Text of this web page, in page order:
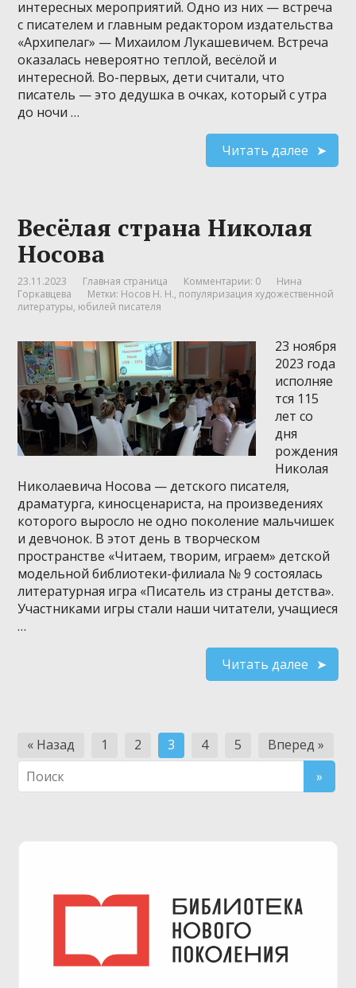
интересных мероприятий. Одно из них — встреча
с писателем и главным редактором издательства
«Архипелаг» — Михаилом Лукашевичем. Встреча
оказалась невероятно теплой, весёлой и
интересной. Во-первых, дети считали, что
писатель — это дедушка в очках, который с утра
до ночи …
Читать далее
Весёлая страна Николая
Носова
23.11.2023 Главная страница Комментарии: 0
Нина
Горкавцева
Метки: Носов Н. Н., популяризация художественной
литературы, юбилей писателя
23 ноября
2023 года
исполняе
тся 115
лет со
дня
рождения
Николая
Николаевича Носова — детского писателя,
драматурга, киносценариста, на произведениях
которого выросло не одно поколение мальчишек
и девчонок. В этот день в творческом
пространстве «Читаем, творим, играем» детской
модельной библиотеки-филиала № 9 состоялась
литературная игра «Писатель из страны детства».
Участниками игры стали наши читатели, учащиеся
…
Читать далее
Навигация
по
записям
« Назад 1 2 3 4 5 Вперед »